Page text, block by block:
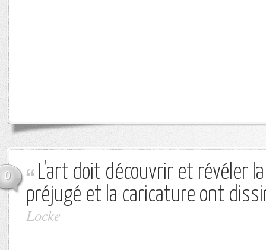
0
L'art doit découvrir et révéler
préjugé et la caricature ont
Locke